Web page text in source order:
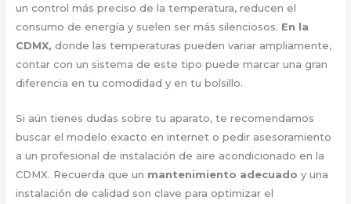
un control más preciso de la temperatura, reducen el
consumo de energía y suelen ser más silenciosos. En la
CDMX, donde las temperaturas pueden variar ampliamente,
contar con un sistema de este tipo puede marcar una gran
diferencia en tu comodidad y en tu bolsillo.
Si aún tienes dudas sobre tu aparato, te recomendamos
buscar el modelo exacto en internet o pedir asesoramiento
a un profesional de instalación de aire acondicionado en la
CDMX. Recuerda que un mantenimiento adecuado y una
instalación de calidad son clave para optimizar el